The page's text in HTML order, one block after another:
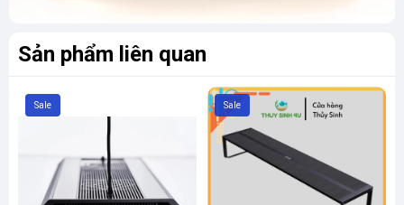
Sản phẩm liên quan
Sale Sale